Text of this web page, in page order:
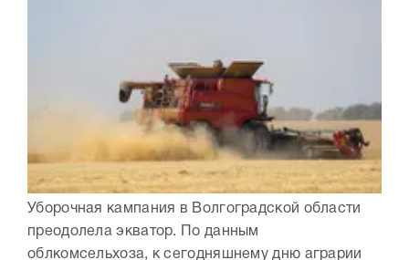
Уборочная кампания в Волгоградской области
преодолела экватор. По данным
облкомсельхоза, к сегодняшнему дню аграрии